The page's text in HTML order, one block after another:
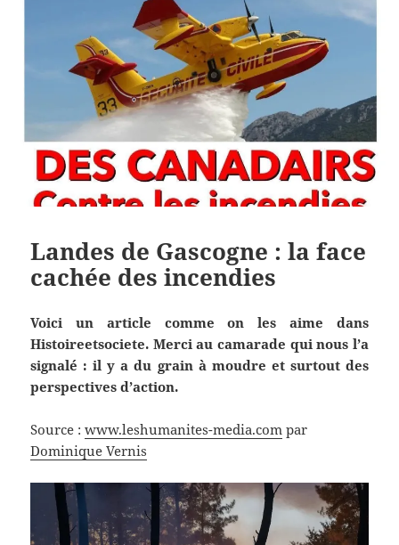
Landes de Gascogne : la face
cachée des incendies
Voici un article comme on les aime dans
Histoireetsociete. Merci au camarade qui nous l’a
signalé : il y a du grain à moudre et surtout des
perspectives d’action.
Source :www.leshumanites-media.com par
Dominique Vernis